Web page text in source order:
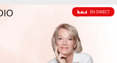
EN DIRECT